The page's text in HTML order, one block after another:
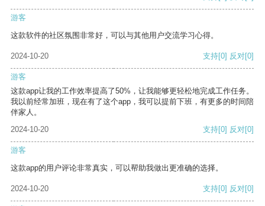
游客
这款软件的社区氛围非常好，可以与其他用户交流学习心得。
2024-10-20 支持[0] 反对[0]
游客
这款app让我的工作效率提高了50%，让我能够更轻松地完成工作任务。
我以前经常加班，现在有了这个app，我可以提前下班，有更多的时间陪
伴家人。
2024-10-20
支持[0] 反对[0]
游客
这款app的用户评论非常真实，可以帮助我做出更准确的选择。
2024-10-20 支持[0] 反对[0]